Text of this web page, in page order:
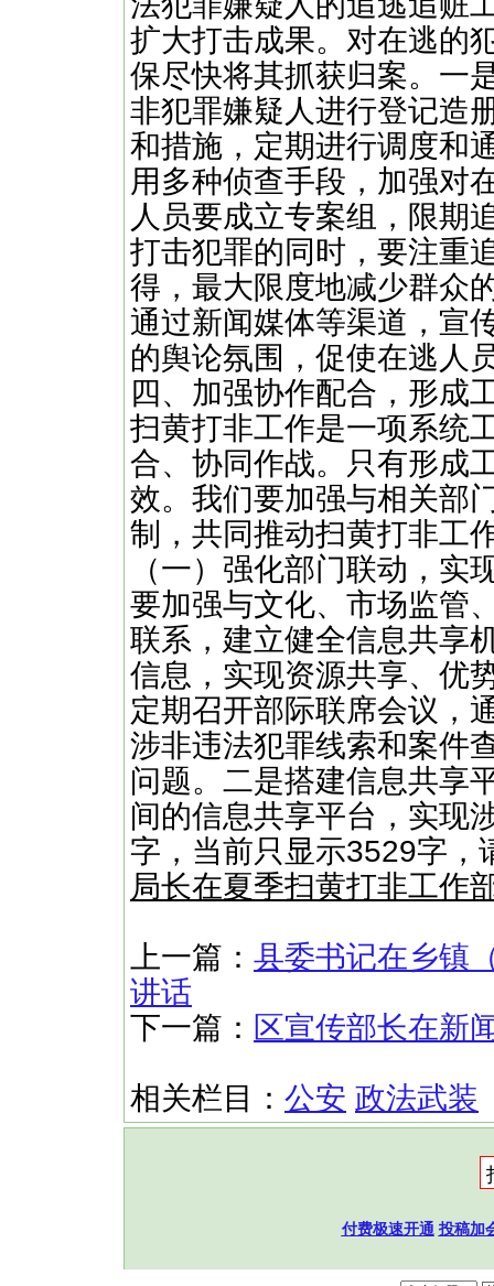
扩大打击成果。对在逃的
保尽快将其抓获归案。一
非犯罪嫌疑人进行登记造
和措施，定期进行调度和
用多种侦查手段，加强对
人员要成立专案组，限期
打击犯罪的同时，要注重
得，最大限度地减少群众
通过新闻媒体等渠道，宣
的舆论氛围，促使在逃人
四、加强协作配合，形成
扫黄打非工作是一项系统
合、协同作战。只有形成
效。我们要加强与相关部
制，共同推动扫黄打非工
（一）强化部门联动，实
要加强与文化、市场监管
联系，建立健全信息共享
信息，实现资源共享、优
定期召开部际联席会议，
涉非违法犯罪线索和案件
问题。二是搭建信息共享
间的信息共享平台，实
字，当前只显示3529字，
局长在夏季扫黄打非工作
上一篇： 县委书记在乡镇
讲话
下一篇： 区宣传部长在新
相关栏目： 公安 政法武装
付费极速开通 投稿加